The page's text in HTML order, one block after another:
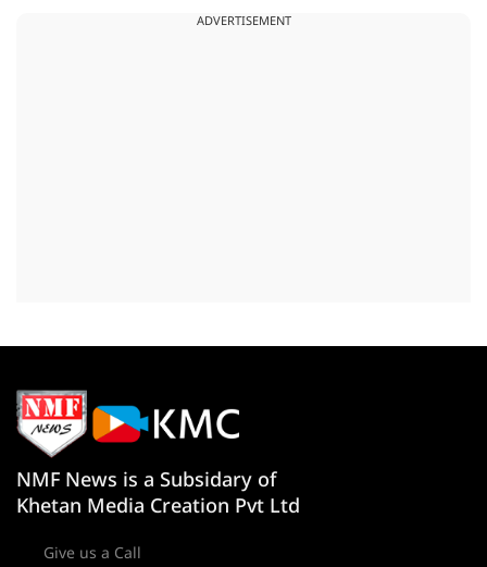
ADVERTISEMENT
NMF News is a Subsidary of
Khetan Media Creation Pvt Ltd
Give us a Call